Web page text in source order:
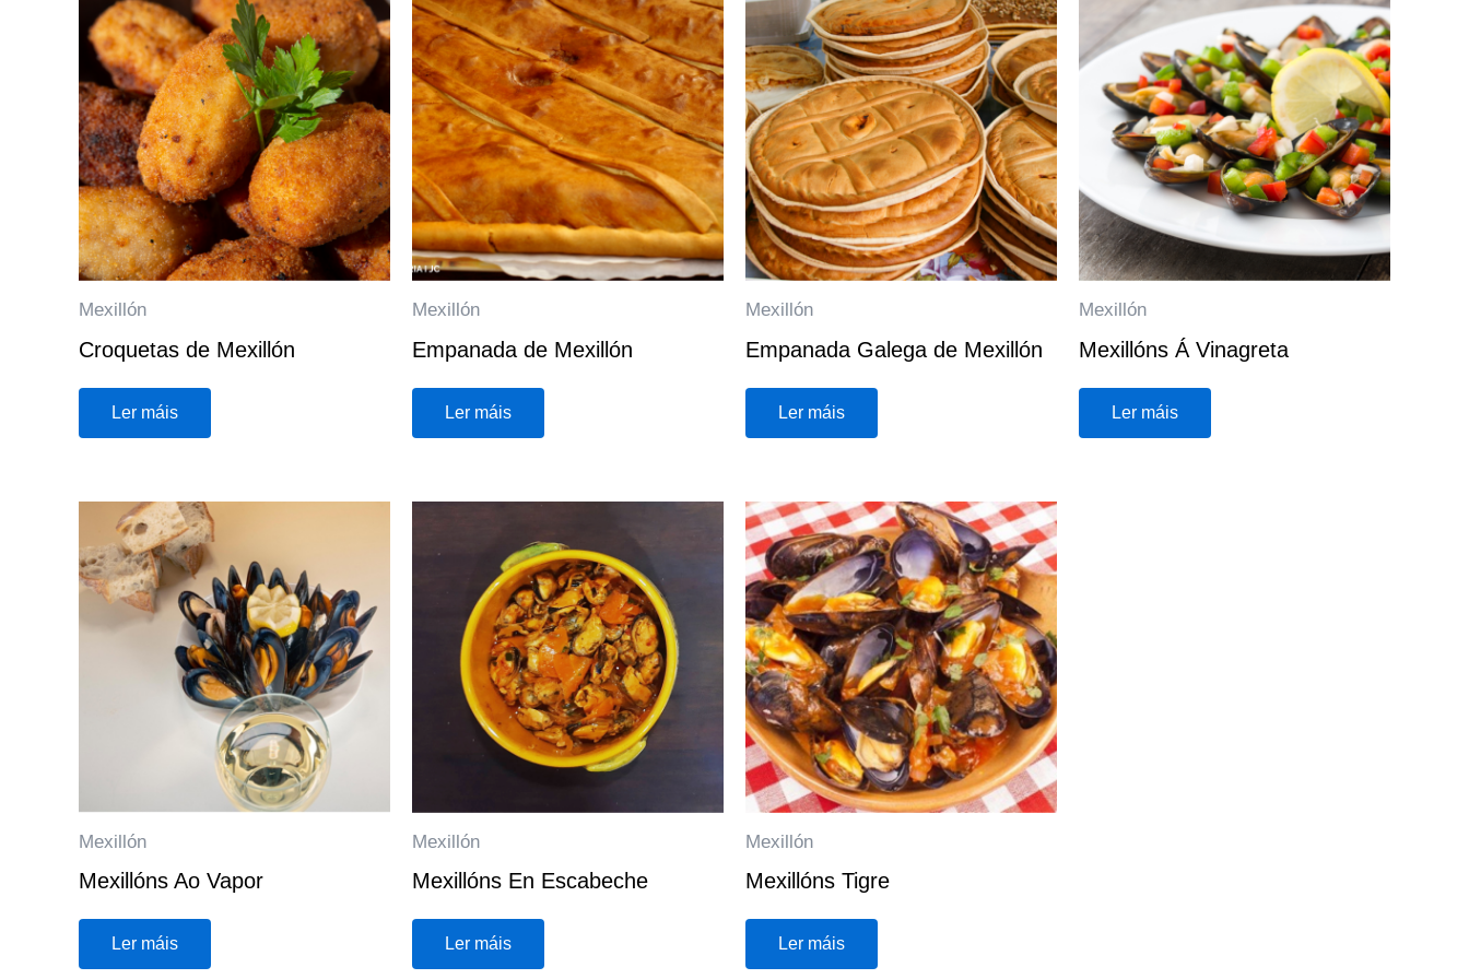
Mexillón
Croquetas de Mexillón
Ler máis
Mexillón
Empanada de Mexillón
Ler máis
Mexillón
Empanada Galega de Mexillón
Ler máis
Mexillón
Mexillóns Á Vinagreta
Ler máis
Mexillón
Mexillóns Ao Vapor
Ler máis
Mexillón
Mexillóns En Escabeche
Ler máis
Mexillón
Mexillóns Tigre
Ler máis